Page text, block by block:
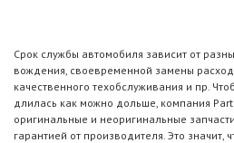
Срок службы автомобиля зависит от
вождения, своевременной замены
качественного техобслуживания и пр.
длилась как можно дольше, компания
оригинальные и неоригинальные
гарантией от производителя. Это